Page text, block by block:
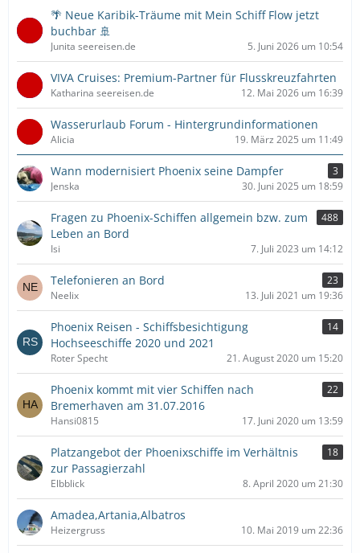
🌴 Neue Karibik-Träume mit Mein Schiff Flow jetzt
buchbar 🚢
Junita seereisen.de 5. Juni 2026 um 10:54
VIVA Cruises: Premium-Partner für Flusskreuzfahrten
Katharina seereisen.de 12. Mai 2026 um 16:39
Wasserurlaub Forum - Hintergrundinformationen
Alicia 19. März 2025 um 11:49
Wann modernisiert Phoenix seine Dampfer
3
Jenska
30. Juni 2025 um 18:59
Fragen zu Phoenix-Schiffen allgemein bzw. zum
Leben an Bord
488
Isi 7. Juli 2023 um 14:12
Telefonieren an Bord
23
Neelix
13. Juli 2021 um 19:36
Phoenix Reisen - Schiffsbesichtigung
Hochseeschiffe 2020 und 2021
14
Roter Specht 21. August 2020 um 15:20
Phoenix kommt mit vier Schiffen nach
Bremerhaven am 31.07.2016
22
Hansi0815 17. Juni 2020 um 13:59
Platzangebot der Phoenixschiffe im Verhältnis
zur Passagierzahl
18
Elbblick 8. April 2020 um 21:30
Amadea,Artania,Albatros
Heizergruss 10. Mai 2019 um 22:36